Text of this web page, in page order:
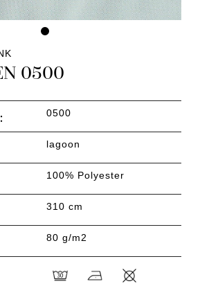
0500
0500
lagoon
100% Polyester
310 cm
80 g/m2